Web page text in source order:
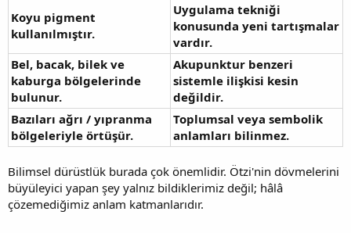
Koyu pigment
kullanılmıştır.
Uygulama tekniği
konusunda yeni tartışmalar
vardır.
Bel, bacak, bilek ve
kaburga bölgelerinde
bulunur.
Akupunktur benzeri
sistemle ilişkisi kesin
değildir.
Bazıları ağrı / yıpranma
bölgeleriyle örtüşür.
Toplumsal veya sembolik
anlamları bilinmez.
Bilimsel dürüstlük burada çok önemlidir. Ötzi'nin dövmelerini
büyüleyici yapan şey yalnız bildiklerimiz değil; hâlâ
çözemediğimiz anlam katmanlarıdır.